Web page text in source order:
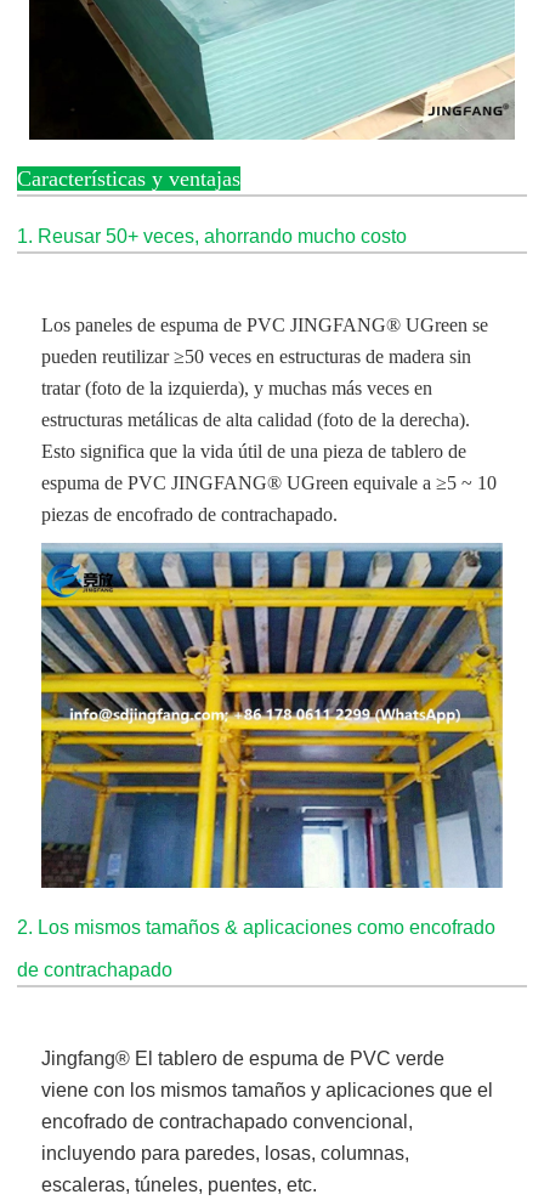
Características y ventajas
1. Reusar 50+ veces, ahorrando mucho costo
Los paneles de espuma de PVC JINGFANG® UGreen se
pueden reutilizar ≥50 veces en estructuras de madera sin
tratar (foto de la izquierda), y muchas más veces en
estructuras metálicas de alta calidad (foto de la derecha).
Esto significa que la vida útil de una pieza de tablero de
espuma de PVC JINGFANG® UGreen equivale a ≥5 ~ 10
piezas de encofrado de contrachapado.
2. Los mismos tamaños & aplicaciones como encofrado
de contrachapado
Jingfang® El tablero de espuma de PVC verde
vienecon los mismos tamaños y aplicaciones que el
encofrado de contrachapado convencional,
incluyendo para paredes, losas, columnas,
escaleras, túneles, puentes, etc.